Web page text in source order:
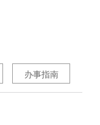
办事指南